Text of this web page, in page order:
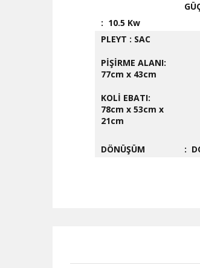
: 10.5 Kw
PLEYT : SAC
PİŞİRME ALANI:
77cm x 43cm
KOLİ EBATI:
78cm x 53cm x
21cm
DÖNÜŞÜM :